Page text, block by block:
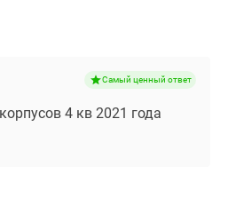
Самый ценный ответ
4 кв 2021 года